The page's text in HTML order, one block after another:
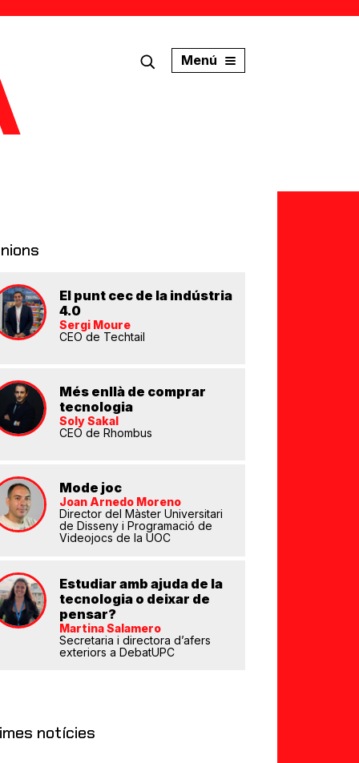
Menú
El punt cec de la indústria
4.0
Sergi Moure
CEO de Techtail
Més enllà de comprar
tecnologia
Soly Sakal
CEO de Rhombus
Mode joc
Joan Arnedo Moreno
Director del Màster Universitari
de Disseny i Programació de
Videojocs de la UOC
Estudiar amb ajuda de la
tecnologia o deixar de
pensar?
Martina Salamero
Secretaria i directora d’afers
exteriors a DebatUPC
notícies